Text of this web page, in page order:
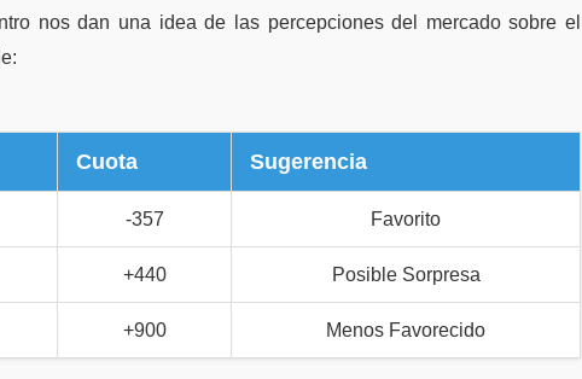
nos dan una idea de las percepciones del mercado sobre el
Cuota Sugerencia
-357 Favorito
+440 Posible Sorpresa
+900 Menos Favorecido